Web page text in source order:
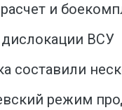
и
ВСУ
составили
режим